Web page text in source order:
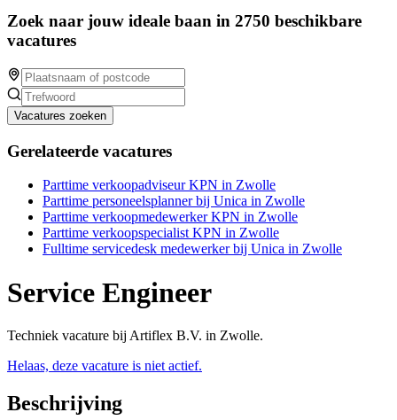
Zoek naar jouw ideale baan in 2750 beschikbare
vacatures
Vacatures zoeken
Gerelateerde vacatures
Parttime verkoopadviseur KPN in Zwolle
Parttime personeelsplanner bij Unica in Zwolle
Parttime verkoopmedewerker KPN in Zwolle
Parttime verkoopspecialist KPN in Zwolle
Fulltime servicedesk medewerker bij Unica in Zwolle
Service Engineer
Techniek vacature bij Artiflex B.V. in Zwolle.
Helaas, deze vacature is niet actief.
Beschrijving